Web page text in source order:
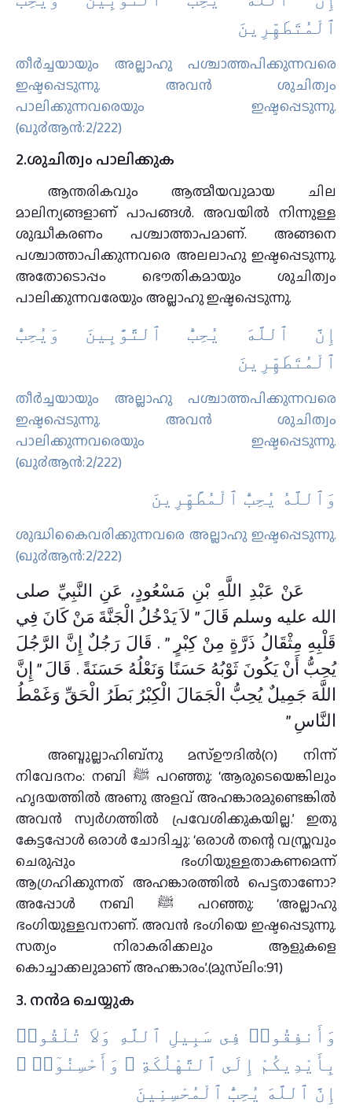
ٱﻟْﻤُﺘَﻄَﻬِّﺮِﻳﻦَ
തീര്‍ച്ചയായും അല്ലാഹു പശ്ചാത്തപിക്കുന്നവരെ
ഇഷ്ടപ്പെടുന്നു. അവന്‍ ശുചിത്വം
പാലിക്കുന്നവരെയും ഇഷ്ടപ്പെടുന്നു.
(ഖു൪ആന്‍:2/222)
2.ശുചിത്വം പാലിക്കുക
ആന്തരികവും ആത്മീയവുമായ ചില
മാലിന്യങ്ങളാണ് പാപങ്ങള്‍. അവയില്‍ നിന്നുള്ള
ശുദ്ധീകരണം പശ്ചാത്താപമാണ്. അങ്ങനെ
പശ്ചാത്താപിക്കുന്നവരെ അലലാഹു ഇഷ്ടപ്പെടുന്നു.
അതോടൊപ്പം ഭൌതികമായും ശുചിത്വം
പാലിക്കുന്നവരേയും അല്ലാഹു ഇഷ്ടപ്പെടുന്നു.
ﺇِﻥَّ ٱﻟﻠَّﻪَ ﻳُﺤِﺐُّ ٱﻟﺘَّﻮَّٰﺑِﻴﻦَ ﻭَﻳُﺤِﺐُّ
ٱﻟْﻤُﺘَﻄَﻬِّﺮِﻳﻦَ
തീര്‍ച്ചയായും അല്ലാഹു പശ്ചാത്തപിക്കുന്നവരെ
ഇഷ്ടപ്പെടുന്നു. അവന്‍ ശുചിത്വം
പാലിക്കുന്നവരെയും ഇഷ്ടപ്പെടുന്നു.
(ഖു൪ആന്‍:2/222)
ﻭَٱﻟﻠَّﻪُ ﻳُﺤِﺐُّ ٱﻟْﻤُﻄَّﻬِّﺮِﻳﻦَ
ശുദ്ധികൈവരിക്കുന്നവരെ അല്ലാഹു ഇഷ്ടപ്പെടുന്നു.
(ഖു൪ആന്‍:2/222)
عَنْ عَبْدِ اللَّهِ بْنِ مَسْعُودٍ، عَنِ النَّبِيِّ صلى
الله عليه وسلم قَالَ ‏”‏ لاَ يَدْخُلُ الْجَنَّةَ مَنْ كَانَ فِي
قَلْبِهِ مِثْقَالُ ذَرَّةٍ مِنْ كِبْرٍ ‏”‏ ‏.‏ قَالَ رَجُلٌ إِنَّ الرَّجُلَ
يُحِبُّ أَنْ يَكُونَ ثَوْبُهُ حَسَنًا وَنَعْلُهُ حَسَنَةً ‏.‏ قَالَ ‏”‏ إِنَّ
اللَّهَ جَمِيلٌ يُحِبُّ الْجَمَالَ الْكِبْرُ بَطَرُ الْحَقِّ وَغَمْطُ
النَّاسِ ‏”‏
അബ്ദുല്ലാഹിബ്നു മസ്ഊദില്‍(റ) നിന്ന്
നിവേദനം: നബി ﷺ പറഞ്ഞു: ‘ആരുടെയെങ്കിലും
ഹൃദയത്തില്‍ അണു അളവ് അഹങ്കാരമുണ്ടെങ്കില്‍
അവന്‍ സ്വര്‍ഗത്തില്‍ പ്രവേശിക്കുകയില്ല.’ ഇതു
കേട്ടപ്പോള്‍ ഒരാള്‍ ചോദിച്ചു: ‘ഒരാള്‍ തന്റെ വസ്ത്രവും
ചെരുപ്പും ഭംഗിയുള്ളതാകണമെന്ന്
ആഗ്രഹിക്കുന്നത് അഹങ്കാരത്തില്‍ പെട്ടതാണോ?
അപ്പോള്‍ നബി ﷺ പറഞ്ഞു: ‘അല്ലാഹു
ഭംഗിയുള്ളവനാണ്. അവന്‍ ഭംഗിയെ ഇഷ്ടപ്പെടുന്നു.
സത്യം നിരാകരിക്കലും ആളുകളെ
കൊച്ചാക്കലുമാണ് അഹങ്കാരം’.(മുസ്‌ലിം:91)
3. നന്‍മ ചെയ്യുക
ﻭَﺃَﻧﻔِﻘُﻮا۟ ﻓِﻰ ﺳَﺒِﻴﻞِ ٱﻟﻠَّﻪِ ﻭَﻻَ ﺗُﻠْﻘُﻮا۟
ﺑِﺄَﻳْﺪِﻳﻜُﻢْ ﺇِﻟَﻰ ٱﻟﺘَّﻬْﻠُﻜَﺔِ ۛ ﻭَﺃَﺣْﺴِﻨُﻮٓا۟ ۛ
ﺇِﻥَّ ٱﻟﻠَّﻪَ ﻳُﺤِﺐُّ ٱﻟْﻤُﺤْﺴِﻨِﻴﻦَ